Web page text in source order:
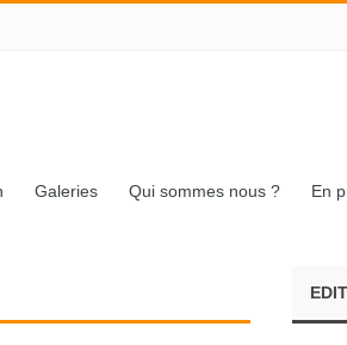
Galeries Qui sommes nous ? En